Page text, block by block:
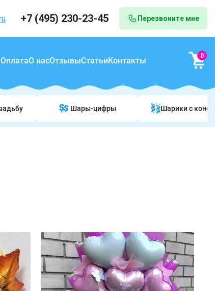
+7 (495) 230-23-45 Перезвоните мне
ОплатаО насОтзывыСтатьиКонтакты 0
Шары-цифры Шарики c